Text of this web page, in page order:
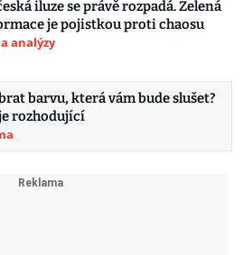
iluze se právě rozpadá. Zelená
je pojistkou proti chaosu
analýzy
barvu, která vám bude slušet?
rozhodující